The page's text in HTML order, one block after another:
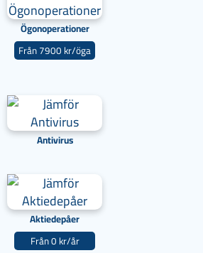
Ögonoperationer
Från 7900 kr/öga
Antivirus
Aktiedepåer
Från 0 kr/år